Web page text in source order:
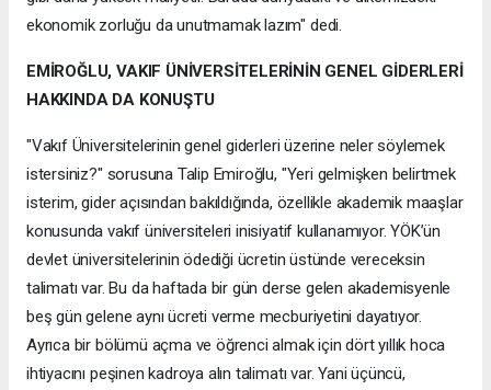
ekonomik zorluğu da unutmamak lazım" dedi.
EMİROĞLU, VAKIF ÜNİVERSİTELERİNİN GENEL GİDERLERİ
HAKKINDA DA KONUŞTU
"Vakıf Üniversitelerinin genel giderleri üzerine neler söylemek
istersiniz?" sorusuna Talip Emiroğlu, "Yeri gelmişken belirtmek
isterim, gider açısından bakıldığında, özellikle akademik maaşlar
konusunda vakıf üniversiteleri inisiyatif kullanamıyor. YÖK’ün
devlet üniversitelerinin ödediği ücretin üstünde vereceksin
talimatı var. Bu da haftada bir gün derse gelen akademisyenle
beş gün gelene aynı ücreti verme mecburiyetini dayatıyor.
Ayrıca bir bölümü açma ve öğrenci almak için dört yıllık hoca
ihtiyacını peşinen kadroya alın talimatı var. Yani üçüncü,